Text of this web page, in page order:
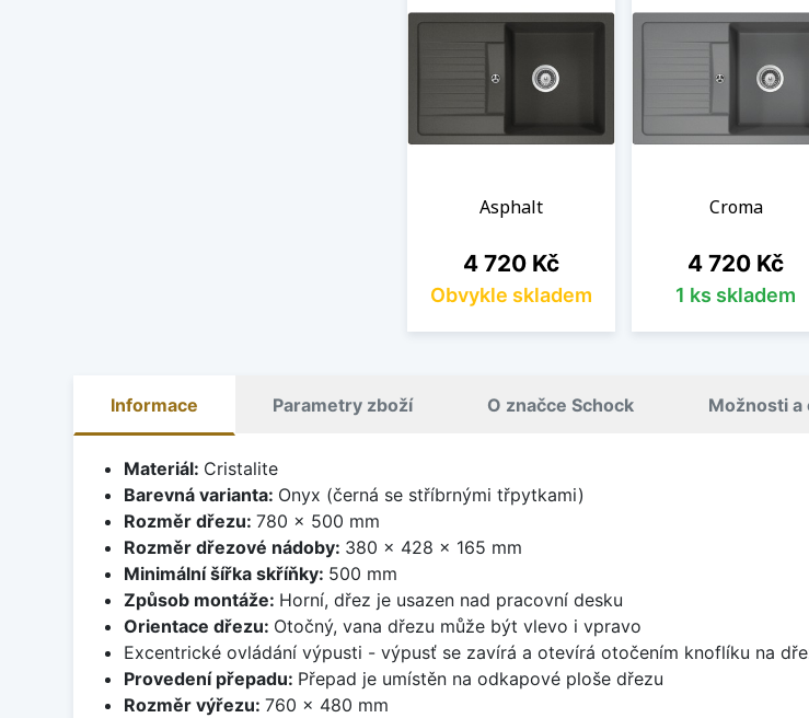
Asphalt
Cena
4 720 Kč
Obvykle skladem
Croma
Cena
4 720 Kč
1 ks skladem
Informace Parametry zboží O značce Schock Možnosti a
Materiál: Cristalite
Barevná varianta: Onyx (černá se stříbrnými třpytkami)
Rozměr dřezu: 780 x 500 mm
Rozměr dřezové nádoby: 380 x 428 x 165 mm
Minimální šířka skříňky: 500 mm
Způsob montáže: Horní, dřez je usazen nad pracovní desku
Orientace dřezu: Otočný, vana dřezu může být vlevo i vpravo
Excentrické ovládání výpusti - výpusť se zavírá a otevírá otočením knoflíku na
Provedení přepadu: Přepad je umístěn na odkapové ploše dřezu
Rozměr výřezu: 760 x 480 mm